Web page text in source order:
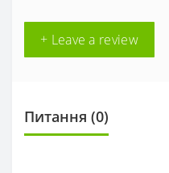
+ Leave a review
Питання (0)